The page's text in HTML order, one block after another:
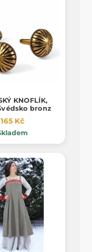
KNOFLÍK,
bronz
165 Kč